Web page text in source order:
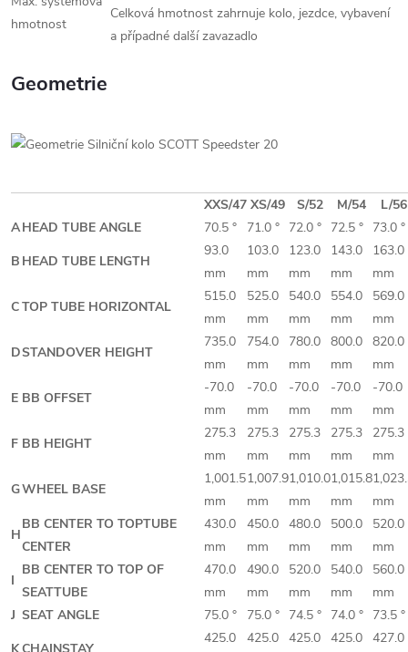
hmotnost
Celková hmotnost zahrnuje kolo, jezdce, vybavení
a případné další zavazadlo
Geometrie
XXS/47 XS/49 S/52 M/54
L/56
AHEAD TUBE ANGLE 70.5 ° 71.0 ° 72.0 ° 72.5 ° 73.0 °
B HEAD TUBE LENGTH
93.0
mm
103.0
mm
123.0
mm
143.0
mm
163.0
mm
CTOP TUBE HORIZONTAL
515.0
mm
525.0
mm
540.0
mm
554.0
mm
569.0
mm
DSTANDOVER HEIGHT
735.0
mm
754.0
mm
780.0
mm
800.0
mm
820.0
mm
E BB OFFSET
-70.0
mm
-70.0
mm
-70.0
mm
-70.0
mm
-70.0
mm
F BB HEIGHT
275.3
mm
275.3
mm
275.3
mm
275.3
mm
275.3
mm
GWHEEL BASE
1,001.5
mm
1,007.9
mm
1,010.0
mm
1,015.8
mm
mm
H
BB CENTER TO TOPTUBE
CENTER
430.0
mm
450.0
mm
480.0
mm
500.0
mm
520.0
mm
I
BB CENTER TO TOP OF
SEATTUBE
470.0
mm
490.0
mm
520.0
mm
540.0
mm
560.0
mm
J SEAT ANGLE 75.0 ° 75.0 ° 74.5 ° 74.0 ° 73.5 °
425.0 425.0 425.0 425.0 427.0